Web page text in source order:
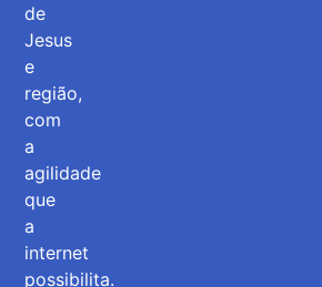
de
Jesus
e
região,
com
a
agilidade
que
a
internet
possibilita.